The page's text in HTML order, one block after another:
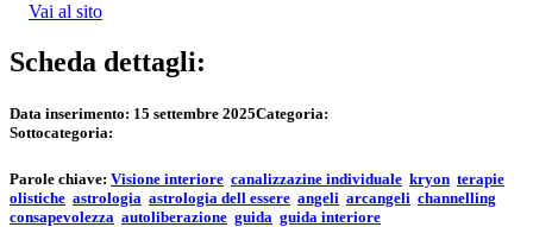
Vai al sito
Scheda dettagli:
Data inserimento: 15 settembre 2025Categoria:
Sottocategoria:
Parole chiave: Visione interiore canalizzazine individuale kryon terapie
olistiche astrologia astrologia dell essere angeli arcangeli channelling
consapevolezza autoliberazione guida guida interiore